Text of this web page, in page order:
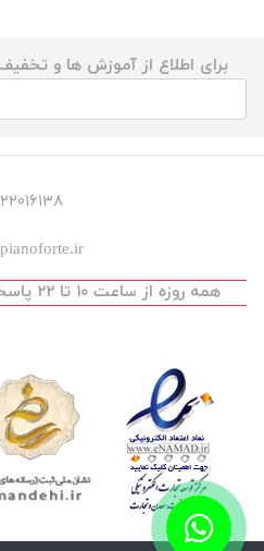
برای اطلاع از آموزش ها و
همه روزه از ساعت ۱۰ تا ۲۲ پاسخگوی شما عزیزان هستیم.